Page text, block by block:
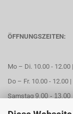
ÖFFNUNGSZEITEN:
Mo – Di. 10.00 - 12.00
Do – Fr. 10.00 - 12.00
Samstag 9.00 - 13.00